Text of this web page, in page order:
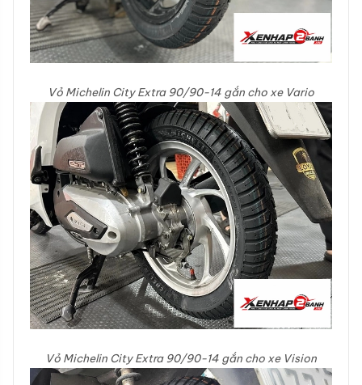
Vỏ Michelin City Extra 90/90-14 gắn cho xe Vario
Vỏ Michelin City Extra 90/90-14 gắn cho xe Vision